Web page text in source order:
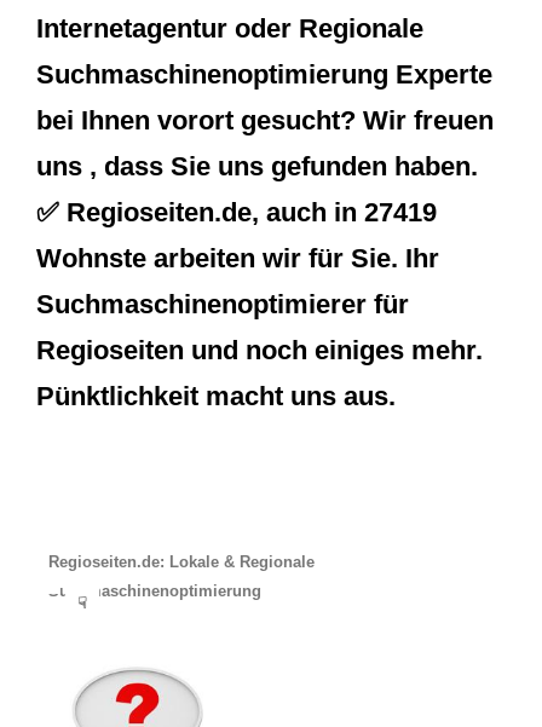
Internetagentur oder Regionale
Suchmaschinenoptimierung Experte
bei Ihnen vorort gesucht? Wir freuen
uns , dass Sie uns gefunden haben.
✅ Regioseiten.de, auch in 27419
Wohnste arbeiten wir für Sie. Ihr
Suchmaschinenoptimierer für
Regioseiten und noch einiges mehr.
Pünktlichkeit macht uns aus.
Regioseiten.de: Lokale & Regionale
Suchmaschinenoptimierung
☟